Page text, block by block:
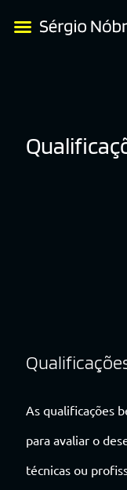
As qualificações
para avaliar o
técnicas ou